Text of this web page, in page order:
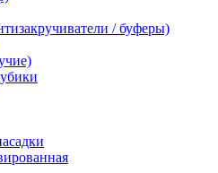
/ буферы)